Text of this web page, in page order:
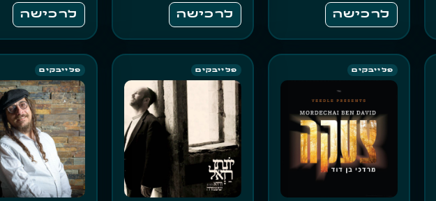
לרכישה לרכישה לרכישה
פלייבקים פלייבקים פלייבקים